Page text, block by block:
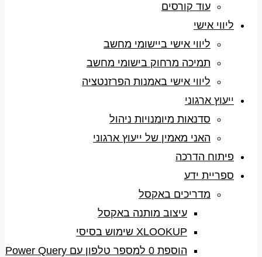
עוד קורסים
ליווי אישי
ליווי אישי ביישומי מחשב
תמיכה מרחוק בישומי מחשב
ליווי אישי באמנות הפרזנטציה
ייעוץ ארגוני
סדנאות מיומנויות ניהול
האני מאמין של ייעוץ ארגוני
פיתוח הדרכה
ספריית ידע
מדריכים באקסל
עיצוב מותנה באקסל
XLOOKUP שימוש בסיסי
הוספת 0 למספר טלפון עם Power Query